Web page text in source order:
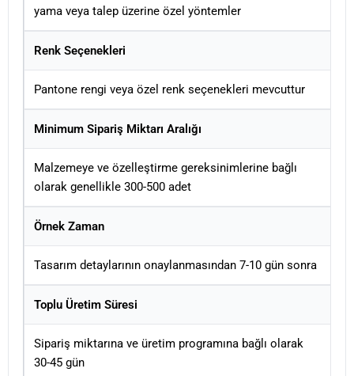
yama veya talep üzerine özel yöntemler
Renk Seçenekleri
Pantone rengi veya özel renk seçenekleri mevcuttur
Minimum Sipariş Miktarı Aralığı
Malzemeye ve özelleştirme gereksinimlerine bağlı
olarak genellikle 300-500 adet
Örnek Zaman
Tasarım detaylarının onaylanmasından 7-10 gün sonra
Toplu Üretim Süresi
Sipariş miktarına ve üretim programına bağlı olarak
30-45 gün